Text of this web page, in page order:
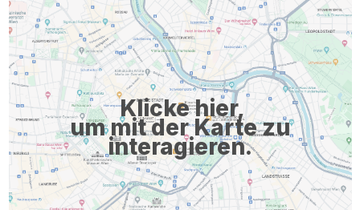
Klicke hier,
um mit der Karte zu
interagieren.